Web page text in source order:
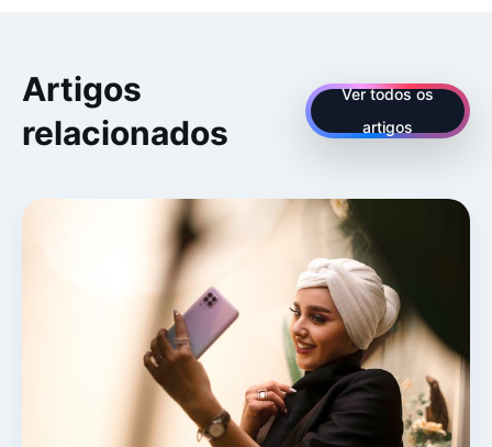
Artigos
relacionados
Ver todos os
artigos